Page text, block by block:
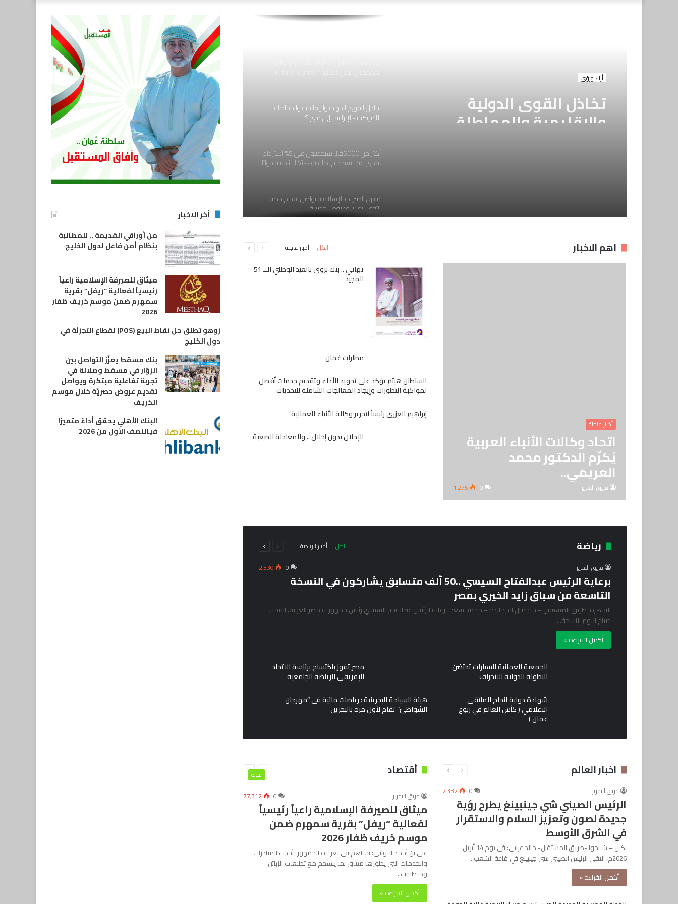
أراء ورؤى
تخاذل القوى الدولية
والإقليمية والمماطلة
الأمريكية -الإيرانية ..إلى متى ؟
بنك مسقط يواصل دعم التنمية السياحية
تخاذل القوى الدولية والإقليمية والمماطلة
الأمريكية -الإيرانية ..إلى متى ؟
أكثر من 5000فائز سيحصلون على 5% استرداد
نقدي عند استخدام بطاقات Visa الائتمانية دوليًا
ميثاق للصيرفة الإسلامية يواصل تقديم خطة
التوفير بمزايا وعروض حصرية
من أوراقي القديمة .. للمطالبة بنظام أمن فاعل
ميثاق للصيرفة الإسلامية راعياً رئيسياً لفعالية
“ريفل” بقرية سمهرم ضمن موسم خريف ظفار
2026
بنك مسقط يعزّز التواصل بين الزوّار في مسقط
وصلالة في تجربة تفاعلية مبتكرة ويواصل تقديم
عروض حصريّة خلال موسم الخريف
اهم الاخبار الكل أخبار عاجلة الصفحةالصفحة
أخبار عاجلة
اتحاد وكالات الأنباء العربية
يُكرِّم الدكتور محمد
العريمي..
فريق التحرير 0 1٬275
تهاني .. بنك نزوى بالعيد الوطني الــ 51
المجيد
مطارات عُمان
السلطان هيثم يؤكد على تجويد الأداء وتقديم خدمات أفضل
لمواكبة التطورات وإيجاد المعالجات الشاملة للتحديات
إبراهيم العزري رئيساً لتحرير وكالة الأنباء العمانية
الإحلال بدون إخلال .. والمعادلة الصعبة
أخر الاخبار
من أوراقي القديمة .. للمطالبة
بنظام أمن فاعل لدول الخليج
ميثاق للصيرفة الإسلامية راعياً
رئيسياً لفعالية “ريفل” بقرية
سمهرم ضمن موسم خريف ظفار
2026
زوهو تطلق حل نقاط البيع (POS) لقطاع التجزئة في
دول الخليج
بنك مسقط يعزّز التواصل بين
الزوّار في مسقط وصلالة في
تجربة تفاعلية مبتكرة ويواصل
تقديم عروض حصريّة خلال موسم
الخريف
البنك الأهلي يحقق أداءً متميزا
فيالنصف الأول من 2026
رياضة الكل أخبار الرياضة الصفحةالصفحة
فريق التحرير 0 2٬330
برعاية الرئيس عبدالفتاح السيسي ..50 ألف متسابق يشاركون في النسخة
التاسعة من سباق زايد الخيري بمصر
القاهرة: طريق المستقبل – د. جمال المجايده – محمد سعد: برعاية الرئيس عبدالفتاح السيسي رئيس جمهورية مصر العربية، أقيمت
صباح اليوم النسخة…
أكمل القراءة »
الجمعية العمانية للسيارات تحتضن
البطولة الدولية للانجراف
مصر تفوز باكتساح برئاسة الاتحاد
الإفريقي للرياضة الجامعية
شهادة دولية لنجاح الملتقى
الاعلامي ( كأس العالم في ربوع
عمان )
هيئة السياحة البحرينية : رياضات مائية في “مهرجان
الشواطئ” تقام لأول مرة بالبحرين
اخبار العالم الصفحةالصفحة
فريق التحرير 0 2٬332
الرئيس الصيني شي جينبينغ يطرح رؤية
جديدة لصون وتعزيز السلام والاستقرار
في الشرق الأوسط
بكين – شينخوا -طريق المستقبل- خالد عرابي: في يوم 14 أبريل
2026م، التقى الرئيس الصيني شي جينبينغ في قاعة الشعب…
أكمل القراءة »
أقتصاد الصفحةالصفحة
بنوك
فريق التحرير
0 77٬312
ميثاق للصيرفة الإسلامية راعياً رئيسياً
لفعالية “ريفل” بقرية سمهرم ضمن
موسم خريف ظفار 2026
علي بن أحمد اللواتي: نساهم في تعريف الجمهور بأحدث المبادرات
والخدمات التي يطورها ميثاق بما ينسجم مع تطلعات الزبائن
ومتطلبات…
أكمل القراءة »